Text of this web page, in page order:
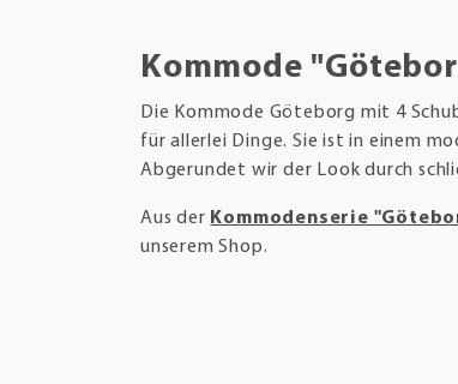
Kommode
Die Kommode Göteborg mit 4
für allerlei Dinge. Sie ist in einem
Abgerundet wir der Look durch
Aus der Kommodenserie
unserem Shop.